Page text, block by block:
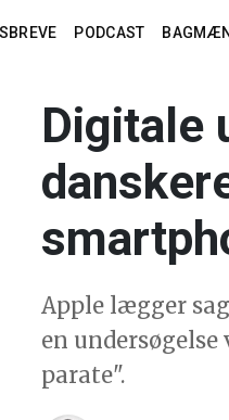
PODCAST
Digitale
Apple lægger
en
parate".